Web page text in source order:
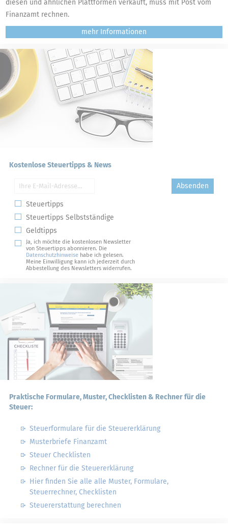
diesen und ähnlichen Plattformen verkauft, muss mit Post vom
Finanzamt rechnen.
mehr
Kostenlose Steuertipps & News
Absenden
Steuertipps
Steuertipps Selbstständige
Geldtipps
Ja, ich möchte die kostenlosen Newsletter
von Steuertipps abonnieren. Die
Datenschutzhinweise habe ich gelesen.
Meine Einwilligung kann ich jederzeit durch
Abbestellung des Newsletters widerrufen.
Praktische Formulare, Muster, Checklisten & Rechner für die
Steuer:
Steuerformulare für die Steuererklärung
Musterbriefe Finanzamt
Steuer Checklisten
Rechner für die Steuererklärung
Hier finden Sie alle alle Muster, Formulare,
Steuerrechner, Checklisten
Steuererstattung berechnen